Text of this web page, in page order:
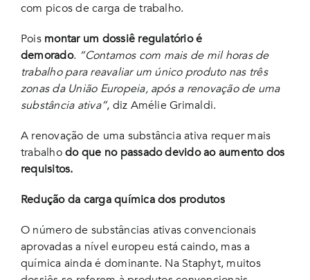
com picos de carga de trabalho.
Pois montar um dossiê regulatório é
demorado. “Contamos com mais de mil horas de
trabalho para reavaliar um único produto nas três
zonas da União Europeia, após a renovação de uma
substância ativa”, diz Amélie Grimaldi.
A renovação de uma substância ativa requer mais
trabalhodo que no passado devido ao aumento dos
requisitos.
Redução da carga química dos produtos
O número de substâncias ativas convencionais
aprovadas a nível europeu está caindo, mas a
química ainda é dominante. Na Staphyt, muitos